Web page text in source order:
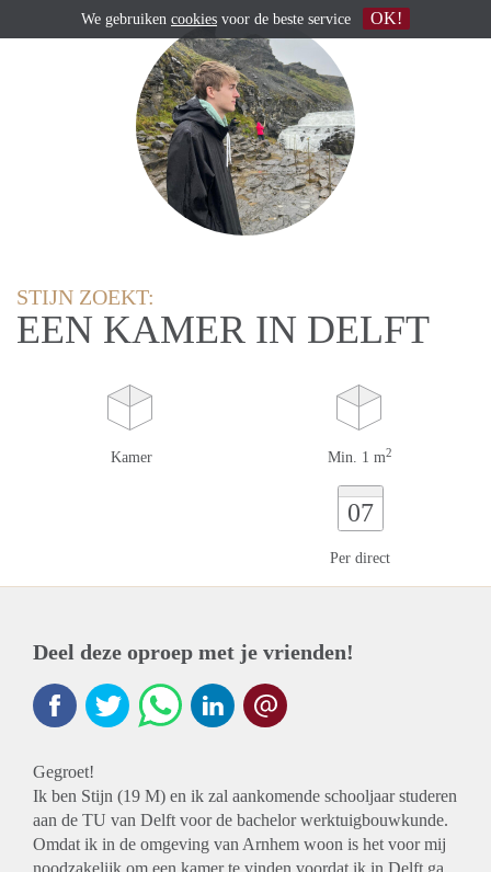
STIJN ZOEKT:
EEN KAMER IN DELFT
Kamer Min. 1 m2
07
Per direct
Deel deze oproep met je vrienden!
Gegroet!
Ik ben Stijn (19 M) en ik zal aankomende schooljaar studeren
aan de TU van Delft voor de bachelor werktuigbouwkunde.
Omdat ik in de omgeving van Arnhem woon is het voor mij
noodzakelijk om een kamer te vinden voordat ik in Delft ga
We gebruiken cookies voor de beste service OK!